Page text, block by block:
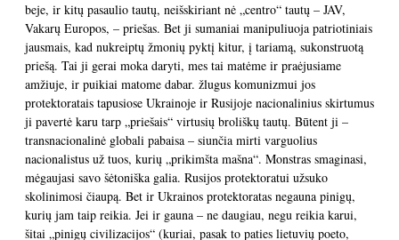
beje, ir kitų pasaulio tautų, neišskiriant nė „centro“ tautų – JAV,
Vakarų Europos, – priešas. Bet ji sumaniai manipuliuoja patriotiniais
jausmais, kad nukreiptų žmonių pyktį kitur, į tariamą, sukonstruotą
priešą. Tai ji gerai moka daryti, mes tai matėme ir praėjusiame
amžiuje, ir puikiai matome dabar. žlugus komunizmui jos
protektoratais tapusiose Ukrainoje ir Rusijoje nacionalinius skirtumus
ji pavertė karu tarp „priešais“ virtusių broliškų tautų. Būtent ji –
transnacionalinė globali pabaisa – siunčia mirti varguolius
nacionalistus už tuos, kurių „prikimšta mašna“. Monstras smaginasi,
mėgaujasi savo šėtoniška galia. Rusijos protektoratui užsuko
skolinimosi čiaupą. Bet ir Ukrainos protektoratas negauna pinigų,
kurių jam taip reikia. Jei ir gauna – ne daugiau, negu reikia karui,
šitai „pinigų civilizacijos“ (kuriai, pasak to paties lietuvių poeto,